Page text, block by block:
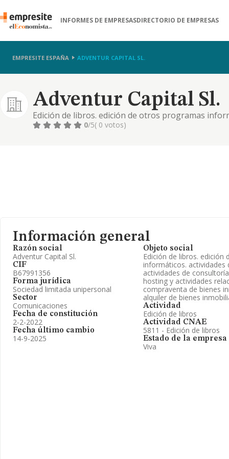
INFORMES DE EMPRESASDIRECTORIO DE EMPRESAS
EMPRESITE ESPAÑA ADVENTUR CAPITAL SL.
Adventur Capital Sl.
Edición de libros. edición de otros programas
actividades de consultoría informática. proceso
0/5( 0 votos)
Información general
Razón social
Adventur Capital Sl.
CIF
B67991356
Forma jurídica
Sociedad limitada unipersonal
Sector
Comunicaciones
Fecha de constitución
2-2-2022
Fecha último cambio
14-9-2025
Objeto social
Edición de libros. edición
informáticos.
actividades de
hosting y actividades
compraventa de bienes
alquiler de bienes
Actividad
Edición de libros
Actividad CNAE
5811 - Edición de libros
Estado de la empresa
Viva